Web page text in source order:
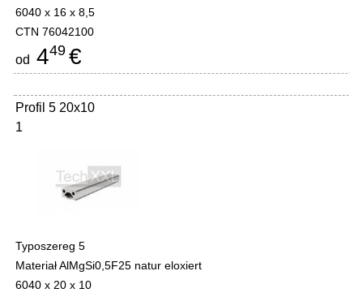
6040 x 16 x 8,5
CTN 76042100
od 449 €
Profil 5 20x10
1
Typoszereg 5
Materiał AlMgSi0,5F25 natur eloxiert
6040 x 20 x 10